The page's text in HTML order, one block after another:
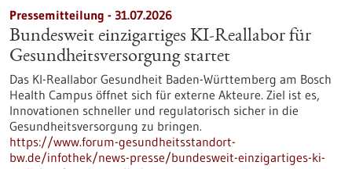
Pressemitteilung - 31.07.2026
Bundesweit einzigartiges KI-Reallabor für
Gesundheits­versorgung startet
Das KI-Reallabor Gesundheit Baden-Württemberg am Bosch
Health Campus öffnet sich für externe Akteure. Ziel ist es,
Innovationen schneller und regulatorisch sicher in die
Gesundheitsversorgung zu bringen.
https://www.forum-gesundheitsstandort-
bw.de/infothek/news-presse/bundesweit-einzigartiges-ki-